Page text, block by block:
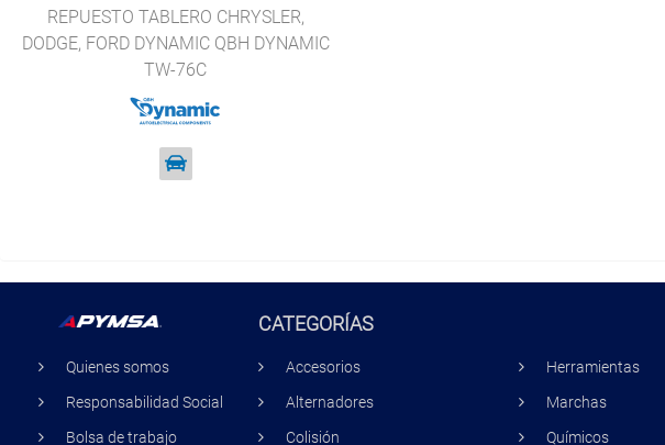
REPUESTO TABLERO CHRYSLER,
DODGE, FORD DYNAMIC QBH DYNAMIC
TW-76C
Quienes somos
Responsabilidad Social
Bolsa de trabajo
CATEGORÍAS
Accesorios
Alternadores
Colisión
Herramientas
Marchas
Químicos